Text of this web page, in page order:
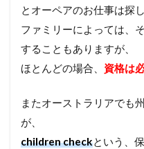
とオーペアのお仕事は探
ファミリーによっては、
することもありますが、
ほとんどの場合、 資格は
またオーストラリアでも
が、
children checkという、